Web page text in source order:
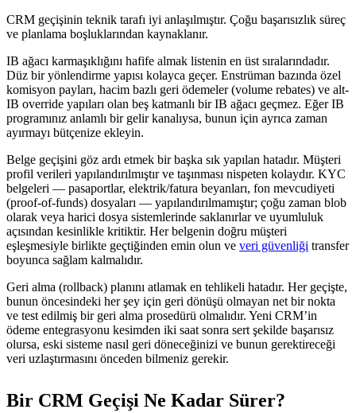
CRM geçişinin teknik tarafı iyi anlaşılmıştır. Çoğu başarısızlık süreç
ve planlama boşluklarından kaynaklanır.
IB ağacı karmaşıklığını hafife almak listenin en üst sıralarındadır.
Düz bir yönlendirme yapısı kolayca geçer. Enstrüman bazında özel
komisyon payları, hacim bazlı geri ödemeler (volume rebates) ve alt-
IB override yapıları olan beş katmanlı bir IB ağacı geçmez. Eğer IB
programınız anlamlı bir gelir kanalıysa, bunun için ayrıca zaman
ayırmayı bütçenize ekleyin.
Belge geçişini göz ardı etmek bir başka sık yapılan hatadır. Müşteri
profil verileri yapılandırılmıştır ve taşınması nispeten kolaydır. KYC
belgeleri — pasaportlar, elektrik/fatura beyanları, fon mevcudiyeti
(proof-of-funds) dosyaları — yapılandırılmamıştır; çoğu zaman blob
olarak veya harici dosya sistemlerinde saklanırlar ve uyumluluk
açısından kesinlikle kritiktir. Her belgenin doğru müşteri
eşleşmesiyle birlikte geçtiğinden emin olun ve veri güvenliği transfer
boyunca sağlam kalmalıdır.
Geri alma (rollback) planını atlamak en tehlikeli hatadır. Her geçişte,
bunun öncesindeki her şey için geri dönüşü olmayan net bir nokta
ve test edilmiş bir geri alma prosedürü olmalıdır. Yeni CRM’in
ödeme entegrasyonu kesimden iki saat sonra sert şekilde başarısız
olursa, eski sisteme nasıl geri döneceğinizi ve bunun gerektireceği
veri uzlaştırmasını önceden bilmeniz gerekir.
Bir CRM Geçişi Ne Kadar Sürer?